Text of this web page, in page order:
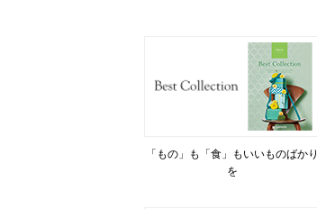
「もの」も「食」もいいものばかり
を